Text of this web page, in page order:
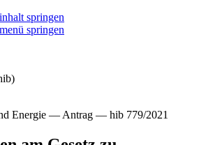
springen
springen
Energie — Antrag — hib 779/2021